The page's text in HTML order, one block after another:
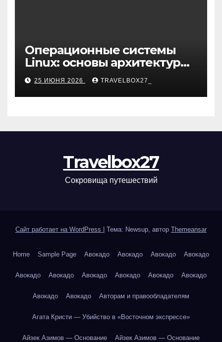
Операционные системы
Linux: основы архитектуры,
компоненты и области
применения
25 ИЮНЯ 2026 TRAVELBOX27_
Travelbox27
Сокровища путешествий
Сайт работает на WordPress Тема: Newsup, автор Themeansar
Home Sample Page Авокадо Авокадо Авокадо Авокадо
Авокадо Авокадо Авокадо Авокадо Авокадо Авокадо
Авокадо Авокадо Авторам и правообладателям
Агата Кристи — Убийство в «Восточном экспрессе»
Айзек Азимов — Основание Айзек Азимов — Основание